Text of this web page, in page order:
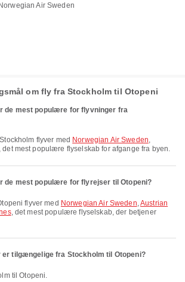
Air Sweden
om fly fra Stockholm til Otopeni
de mest populære for flyvninger fra
flyver med Norwegian Air Sweden,
det mest populære flyselskab for afgange fra byen.
de mest populære for flyrejser til Otopeni?
flyver med Norwegian Air Sweden,Austrian
, det mest populære flyselskab, der betjener
er tilgængelige fra Stockholm til Otopeni?
til Otopeni.